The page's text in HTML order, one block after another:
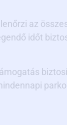
az
időt